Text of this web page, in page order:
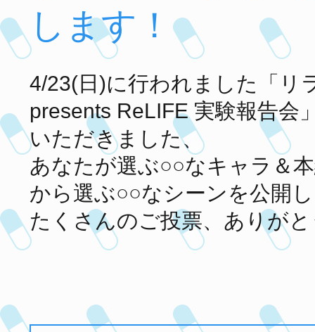
します！
4/23(日)に行われました「リ
presents ReLIFE 実験報告会
いただきました、
あなたが選ぶ○○なキャラ＆
から選ぶ○○なシーンを公開
たくさんのご投票、ありが